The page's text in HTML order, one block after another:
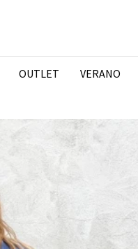
OUTLET VERANO